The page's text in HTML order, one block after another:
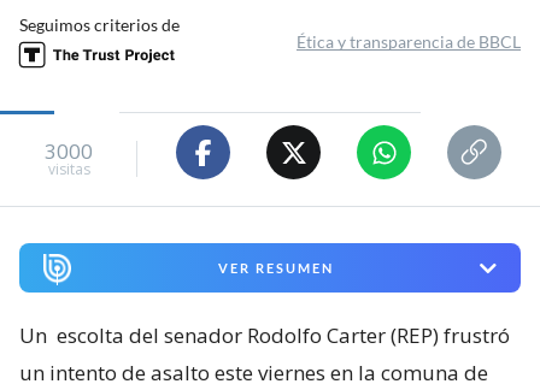
Seguimos criterios de
Ética y transparencia de BBCL
3000
visitas
VER RESUMEN
Un escolta del senador Rodolfo Carter (REP) frustró
un intento de asalto este viernes en la comuna de